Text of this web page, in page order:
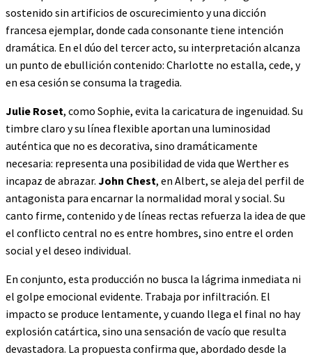
sostenido sin artificios de oscurecimiento y una dicción
francesa ejemplar, donde cada consonante tiene intención
dramática. En el dúo del tercer acto, su interpretación alcanza
un punto de ebullición contenido: Charlotte no estalla, cede, y
en esa cesión se consuma la tragedia.
Julie Roset, como Sophie, evita la caricatura de ingenuidad. Su
timbre claro y su línea flexible aportan una luminosidad
auténtica que no es decorativa, sino dramáticamente
necesaria: representa una posibilidad de vida que Werther es
incapaz de abrazar. John Chest, en Albert, se aleja del perfil de
antagonista para encarnar la normalidad moral y social. Su
canto firme, contenido y de líneas rectas refuerza la idea de que
el conflicto central no es entre hombres, sino entre el orden
social y el deseo individual.
En conjunto, esta producción no busca la lágrima inmediata ni
el golpe emocional evidente. Trabaja por infiltración. El
impacto se produce lentamente, y cuando llega el final no hay
explosión catártica, sino una sensación de vacío que resulta
devastadora. La propuesta confirma que, abordado desde la